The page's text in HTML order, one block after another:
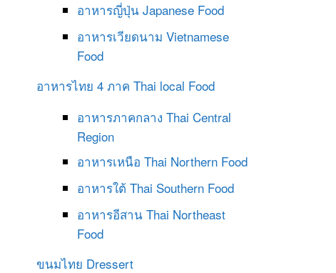
อาหารญี่ปุ่น Japanese Food
อาหารเวียดนาม Vietnamese
Food
อาหารไทย 4 ภาค Thai local Food
อาหารภาคกลาง Thai Central
Region
อาหารเหนือ Thai Northern Food
อาหารใต้ Thai Southern Food
อาหารอีสาน Thai Northeast
Food
ขนมไทย Dressert